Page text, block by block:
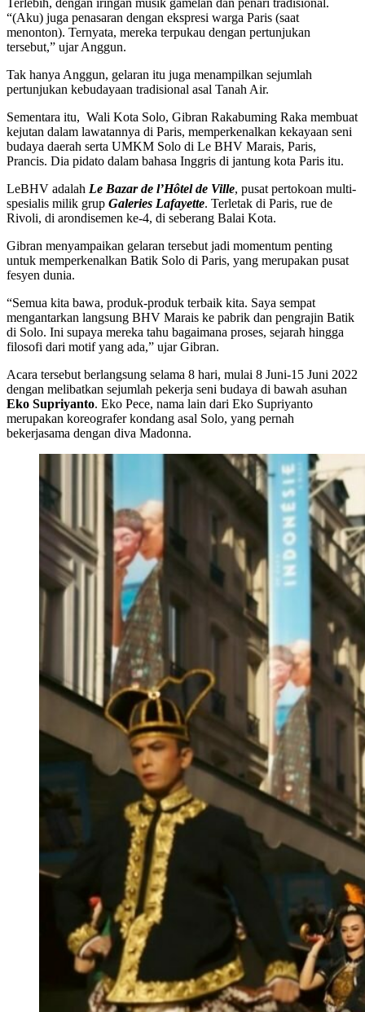
“(Aku) juga penasaran dengan ekspresi warga Paris (saat
menonton). Ternyata, mereka terpukau dengan pertunjukan
tersebut,” ujar Anggun.
Tak hanya Anggun, gelaran itu juga menampilkan sejumlah
pertunjukan kebudayaan tradisional asal Tanah Air.
Sementara itu, Wali Kota Solo, Gibran Rakabuming Raka membuat
kejutan dalam lawatannya di Paris, memperkenalkan kekayaan seni
budaya daerah serta UMKM Solo di Le BHV Marais, Paris,
Prancis. Dia pidato dalam bahasa Inggris di jantung kota Paris itu.
LeBHV adalah Le Bazar de l’Hôtel de Ville, pusat pertokoan multi-
spesialis milik grup Galeries Lafayette. Terletak di Paris, rue de
Rivoli, di arondisemen ke-4, di seberang Balai Kota.
Gibran menyampaikan gelaran tersebut jadi momentum penting
untuk memperkenalkan Batik Solo di Paris, yang merupakan pusat
fesyen dunia.
“Semua kita bawa, produk-produk terbaik kita. Saya sempat
mengantarkan langsung BHV Marais ke pabrik dan pengrajin Batik
di Solo. Ini supaya mereka tahu bagaimana proses, sejarah hingga
filosofi dari motif yang ada,” ujar Gibran.
Acara tersebut berlangsung selama 8 hari, mulai 8 Juni-15 Juni 2022
dengan melibatkan sejumlah pekerja seni budaya di bawah asuhan
Eko Supriyanto. Eko Pece, nama lain dari Eko Supriyanto
merupakan koreografer kondang asal Solo, yang pernah
bekerjasama dengan diva Madonna.